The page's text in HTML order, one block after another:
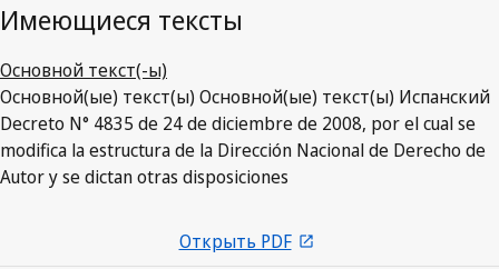
Имеющиеся тексты
Основной текст(-ы)
Основной(ые) текст(ы) Основной(ые) текст(ы) Испанский
Decreto N° 4835 de 24 de diciembre de 2008, por el cual se
modifica la estructura de la Dirección Nacional de Derecho de
Autor y se dictan otras disposiciones
Открыть PDF open_in_new